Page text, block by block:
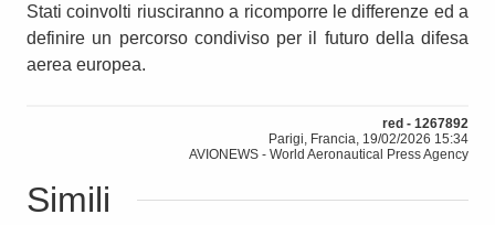
Stati coinvolti riusciranno a ricomporre le differenze ed a
definire un percorso condiviso per il futuro della difesa
aerea europea.
red - 1267892
Parigi, Francia, 19/02/2026 15:34
AVIONEWS - World Aeronautical Press Agency
Simili